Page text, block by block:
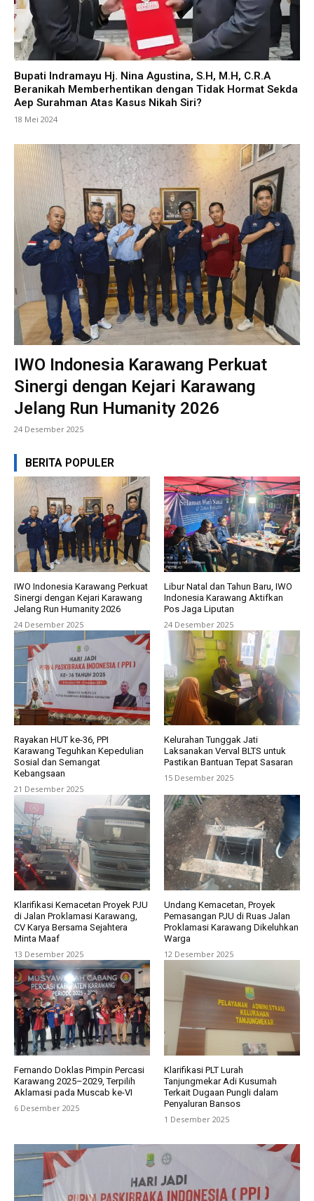
Bupati Indramayu Hj. Nina Agustina, S.H, M.H, C.R.A
Beranikah Memberhentikan dengan Tidak Hormat Sekda
Aep Surahman Atas Kasus Nikah Siri?
18 Mei 2024
IWO Indonesia Karawang Perkuat
Sinergi dengan Kejari Karawang
Jelang Run Humanity 2026
24 Desember 2025
BERITA POPULER
IWO Indonesia Karawang Perkuat
Sinergi dengan Kejari Karawang
Jelang Run Humanity 2026
24 Desember 2025
Libur Natal dan Tahun Baru, IWO
Indonesia Karawang Aktifkan
Pos Jaga Liputan
24 Desember 2025
Rayakan HUT ke-36, PPI
Karawang Teguhkan Kepedulian
Sosial dan Semangat
Kebangsaan
21 Desember 2025
Kelurahan Tunggak Jati
Laksanakan Verval BLTS untuk
Pastikan Bantuan Tepat Sasaran
15 Desember 2025
Klarifikasi Kemacetan Proyek PJU
di Jalan Proklamasi Karawang,
CV Karya Bersama Sejahtera
Minta Maaf
13 Desember 2025
Undang Kemacetan, Proyek
Pemasangan PJU di Ruas Jalan
Proklamasi Karawang Dikeluhkan
Warga
12 Desember 2025
Fernando Doklas Pimpin Percasi
Karawang 2025–2029, Terpilih
Aklamasi pada Muscab ke-VI
6 Desember 2025
Klarifikasi PLT Lurah
Tanjungmekar Adi Kusumah
Terkait Dugaan Pungli dalam
Penyaluran Bansos
1 Desember 2025